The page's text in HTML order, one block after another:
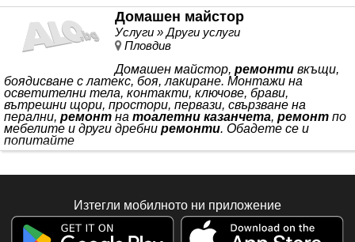
ВАС: 📦 МЕБЕЛИ (Моят специалитет): Сглобяване
Домашен майстор
Услуги » Други услуги
Пловдив
Домашен майстор, ремонти вкъщи,
боядисване с латекс, боя, лакиране. Монтажи на
осветителни тела, контакти, ключове, брави,
вътрешни щори, простори, первази, свързване на
перални, ремонт на тоалетни казанчета, ремонт по
мебелите и други дребни ремонти. Обадете се и
попитайте
Изтегли мобилното ни приложение